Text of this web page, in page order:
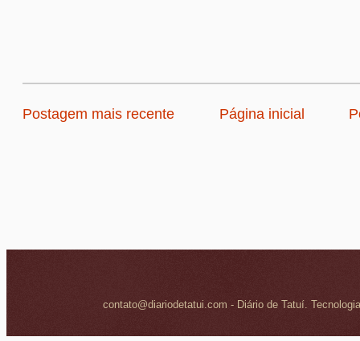
Postagem mais recente Página inicial
contato@diariodetatui.com - Diário de Tatuí.